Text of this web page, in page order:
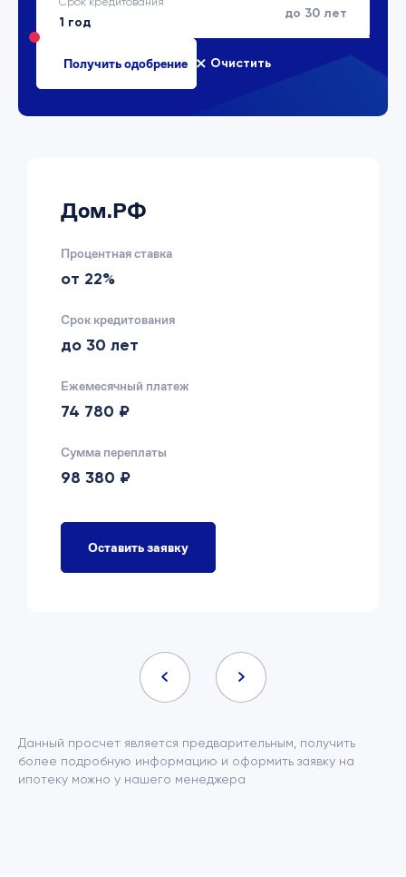
до 30 лет
Очистить
Дом.РФ
Процентная ставка
от 22%
Срок кредитования
до 30 лет
Ежемесячный платеж
74 780 ₽
Сумма переплаты
98 380 ₽
Оставить заявку
Данный просчет является предварительным, получить
более подробную информацию и оформить заявку на
ипотеку можно у нашего менеджера